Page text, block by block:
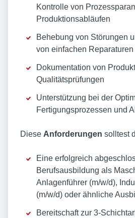
Kontrolle von
Produktionsabläufen
Behebung von Störungen
von einfachen
Dokumentation von
Qualitätsprüfungen
Unterstützung bei der
Fertigungsprozessen und
Diese Anforderungen solltest
Eine erfolgreich
Berufsausbildung als
Anlagenführer (m/w/d),
(m/w/d) oder ähnliche
Bereitschaft zur 3-